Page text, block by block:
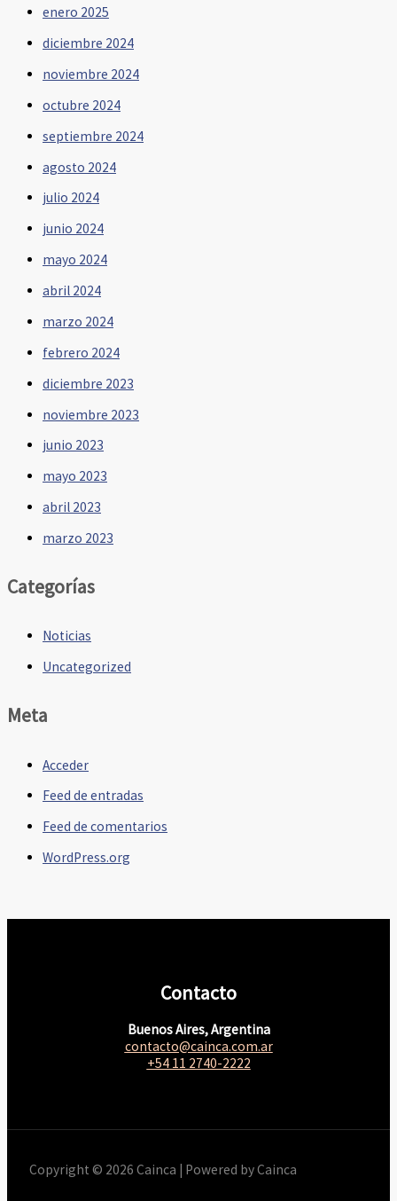
enero 2025
diciembre 2024
noviembre 2024
octubre 2024
septiembre 2024
agosto 2024
julio 2024
junio 2024
mayo 2024
abril 2024
marzo 2024
febrero 2024
diciembre 2023
noviembre 2023
junio 2023
mayo 2023
abril 2023
marzo 2023
Categorías
Noticias
Uncategorized
Meta
Acceder
Feed de entradas
Feed de comentarios
WordPress.org
Contacto
Buenos Aires, Argentina
contacto@cainca.com.ar
+54 11 2740-2222
Copyright © 2026 Cainca | Powered by Cainca